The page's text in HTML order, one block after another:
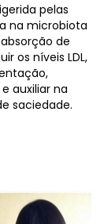
pelas
na microbiota
de
os níveis LDL,
auxiliar na
saciedade.